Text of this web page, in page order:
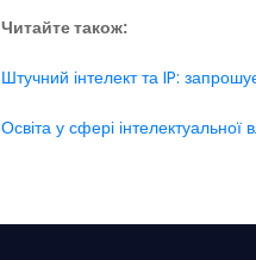
Читайте також:
Штучний інтелект та IP:
Освіта у сфері